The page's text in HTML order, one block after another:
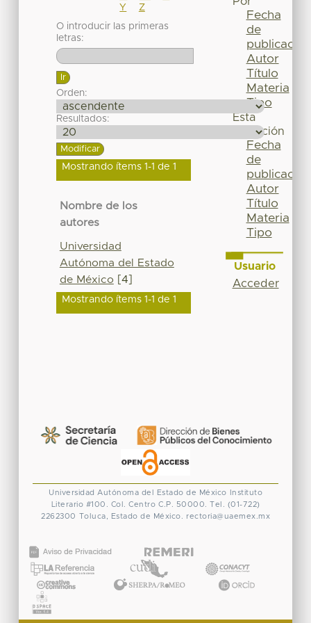
Y
Z
O introducir las primeras
letras:
Orden:
Resultados:
Mostrando ítems 1-1 de 1
Nombre de los
autores
Universidad
Autónoma del Estado
de México [4]
Mostrando ítems 1-1 de 1
Fecha
de
publicación
Autor
Título
Materia
Tipo
Esta
colección
Fecha
de
publicación
Autor
Título
Materia
Tipo
Usuario
Acceder
Universidad Autónoma del Estado de México
Instituto
Literario #100. Col. Centro C.P. 50000. Tel. (01-722)
2262300 Toluca, Estado de México. rectoria@uaemex.mx